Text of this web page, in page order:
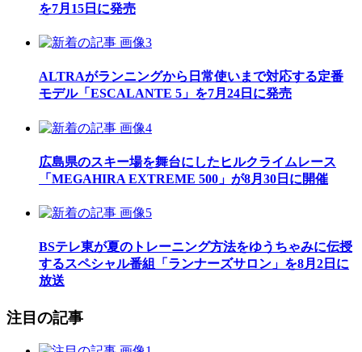
を7月15日に発売
ALTRAがランニングから日常使いまで対応する定番
モデル「ESCALANTE 5」を7月24日に発売
広島県のスキー場を舞台にしたヒルクライムレース
「MEGAHIRA EXTREME 500」が8月30日に開催
BSテレ東が夏のトレーニング方法をゆうちゃみに伝授
するスペシャル番組「ランナーズサロン」を8月2日に
放送
注目の記事